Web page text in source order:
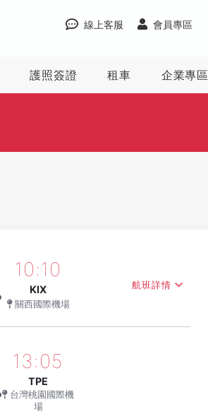
會員專區
線上客服
護照簽證 租車 企業專區
10:10
KIX
關西國際機場
航班詳情
13:05
TPE
台灣桃園國際機
場